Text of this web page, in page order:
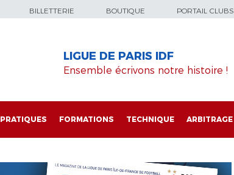
BILLETTERIE BOUTIQUE PORTAIL CLUBS
LIGUE DE PARIS IDF
Ensemble écrivons notre histoire !
PRATIQUES FORMATIONS TECHNIQUE ARBITRAGE